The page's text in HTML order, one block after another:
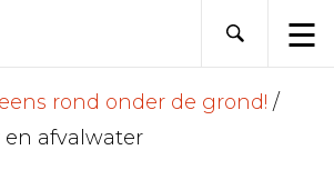
rond onder de grond! /
afvalwater